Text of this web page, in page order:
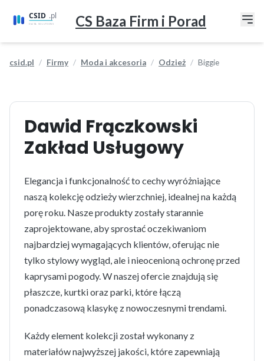
CS Baza Firm i Porad
csid.pl Firmy Moda i akcesoria Odzież Biggie
Dawid Frączkowski
Zakład Usługowy
Elegancja i funkcjonalność to cechy wyróżniające
naszą kolekcję odzieży wierzchniej, idealnej na każdą
porę roku. Nasze produkty zostały starannie
zaprojektowane, aby sprostać oczekiwaniom
najbardziej wymagających klientów, oferując nie
tylko stylowy wygląd, ale i nieocenioną ochronę przed
kaprysami pogody. W naszej ofercie znajdują się
płaszcze, kurtki oraz parki, które łączą
ponadczasową klasykę z nowoczesnymi trendami.
Każdy element kolekcji został wykonany z
materiałów najwyższej jakości, które zapewniają